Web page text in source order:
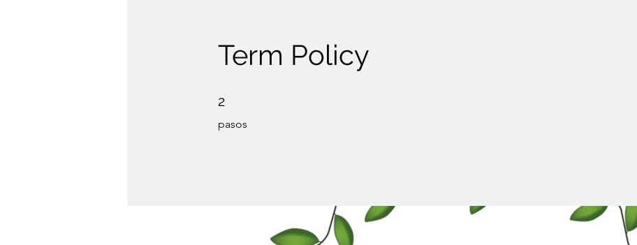
Term Policy
2
pasos